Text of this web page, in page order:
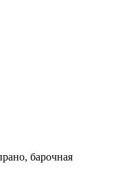
барочная